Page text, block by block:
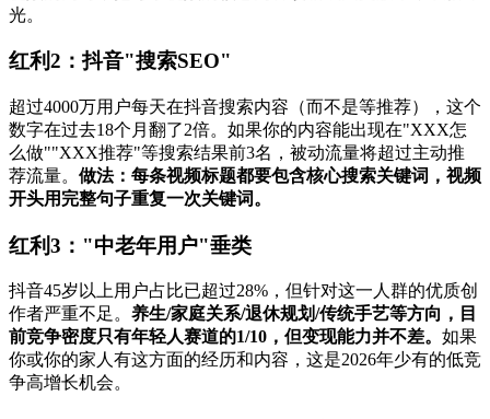
光。
红利2：抖音"搜索SEO"
超过4000万用户每天在抖音搜索内容（而不是等推荐），这个
数字在过去18个月翻了2倍。如果你的内容能出现在"XXX怎
么做""XXX推荐"等搜索结果前3名，被动流量将超过主动推
荐流量。 做法：每条视频标题都要包含核心搜索关键词，视频
开头用完整句子重复一次关键词。
红利3："中老年用户"垂类
抖音45岁以上用户占比已超过28%，但针对这一人群的优质创
作者严重不足。 养生/家庭关系/退休规划/传统手艺等方向，目
前竞争密度只有年轻人赛道的1/10，但变现能力并不差。 如果
你或你的家人有这方面的经历和内容，这是2026年少有的低竞
争高增长机会。